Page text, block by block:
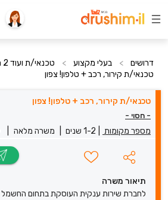
דרושים > בעלי מקצוע > טכנאי/ת ועוד 2 תחומים
טכנאי/ת קירור, רכב + טלפון! צפון
טכנאי/ת קירור, רכב + טלפון! צפון
- חסוי -
מספר מקומות 1-2 שנים משרה מלאה
תיאור משרה
לחברת שירות ענקית העוסקת בתחום החשמל